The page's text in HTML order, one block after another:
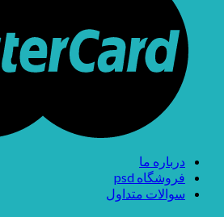
درباره ما
فروشگاه psd
سوالات متداول